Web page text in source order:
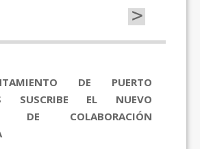
>
DE PUERTO
SUSCRIBE EL NUEVO
DE COLABORACIÓN